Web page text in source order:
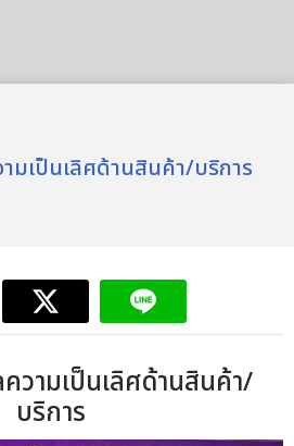
ามเป็นเลิศด้านสินค้า/บริการ
วามเป็นเลิศด้านสินค้า/
บริการ